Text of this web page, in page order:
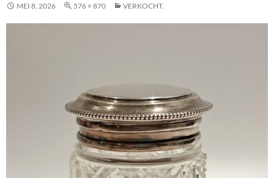
MEI 8, 2026 576 × 870 VERKOCHT.